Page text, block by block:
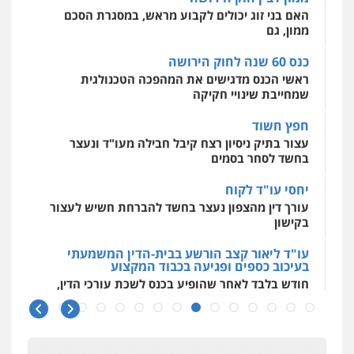
עו"ד מוחמד סביחאת
עו"ד יניב זוסמן
0525199949
גל דהן – משרד עורך דין פלילי
פלילי פשיעה חמורה סמים מעצרים
וחקירות
חנא בולוס – משרד עורכי דין
פלילי פשיעה חמורה צווארון לבן נזיקין
מרכז התחלה חדשה
אסירים עבירות מין שירותים מקצועיים
לעורכי דין
האם בני זוג יכולים לקבוע מראש, במסגרת הסכם
ממון, גם
כנס 60 שנה לחוק הירושה
ראשי הכנס מדגישים את המהפכה הטכנולגית
שמחייבת שינויי חקיקה
חפץ חשוד
עצור בתיק ניסיון רצח קיבל חבילה מעו"ד ונעצר
בחשד לסחר בסמים
יחסי עו"ד לקוח
עורך דין מהצפון נעצר בחשד להברחת חשיש לעצור
בקישון
עו"ד ליאור קצב הורשע בבית-הדין המשמעתי
בעיכוב כספים ופגיעה בכבוד המקצוע
חודש בלבד לאחר שהופיע בכנס לשכת עורכי הדין,
קצב הורשע